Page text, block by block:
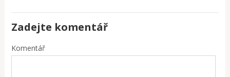
Zadejte komentář
Komentář